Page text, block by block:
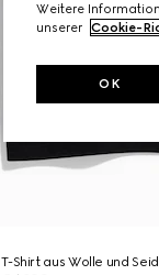
T-Shirt aus Wolle und
Weitere
unserer Cookie-
OK